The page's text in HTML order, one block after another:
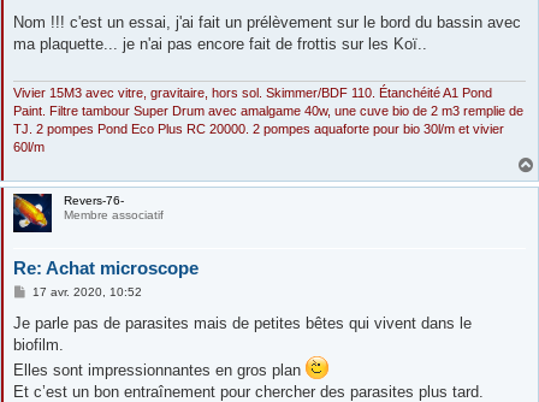
s
a
Nom !!! c'est un essai, j'ai fait un prélèvement sur le bord du bassin avec
ma plaquette... je n'ai pas encore fait de frottis sur les Koï..
Vivier 15M3 avec vitre, gravitaire, hors sol. Skimmer/BDF 110. Étanchéité A1 Pond
Paint. Filtre tambour Super Drum avec amalgame 40w, une cuve bio de 2 m3 remplie de
TJ. 2 pompes Pond Eco Plus RC 20000. 2 pompes aquaforte pour bio 30l/m et vivier
60l/m
Revers-76-
Membre associatif
Re: Achat microscope
M
s
a
g
e
17 avr. 2020, 10:52
Je parle pas de parasites mais de petites bêtes qui vivent dans le
biofilm.
Elles sont impressionnantes en gros plan
Et c’est un bon entraînement pour chercher des parasites plus tard.